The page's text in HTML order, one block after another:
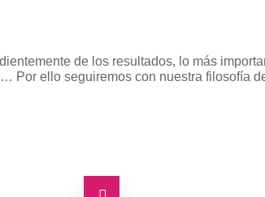
de los resultados, lo más
Por ello seguiremos con nuestra filosofía